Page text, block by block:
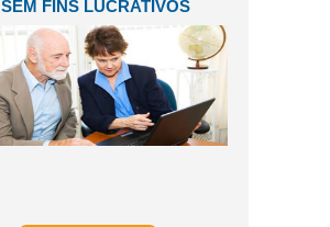
SEM FINS LUCRATIVOS